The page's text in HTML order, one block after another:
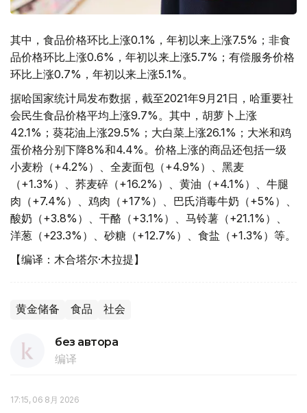
其中，食品价格环比上涨0.1%，年初以来上涨7.5%；非食
品价格环比上涨0.6%，年初以来上涨5.7%；有偿服务价格
环比上涨0.7%，年初以来上涨5.1%。
据哈国家统计局发布数据，截至2021年9月21日，哈重要社
会民生食品价格平均上涨9.7%。其中，胡萝卜上涨
42.1%；葵花油上涨29.5%；大白菜上涨26.1%；大米和鸡
蛋价格分别下降8%和4.4%。价格上涨的商品还包括一级
小麦粉（+4.2%）、全麦面包（+4.9%）、黑麦
（+1.3%）、荞麦碎（+16.2%）、黄油（+4.1%）、牛腿
肉（+7.4%）、鸡肉（+17%）、巴氏消毒牛奶（+5%）、
酸奶（+3.8%）、干酪（+3.1%）、马铃薯（+21.1%）、
洋葱（+23.3%）、砂糖（+12.7%）、食盐（+1.3%）等。
【编译：木合塔尔·木拉提】
黄金储备 食品 社会
без автора
编译
17:15, 06 8月 2026